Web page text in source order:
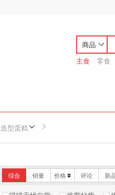
商品
主食
零食
造型蛋糕
综合 销量 价格 评论 新